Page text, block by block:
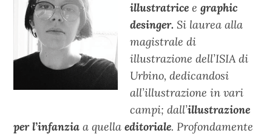
illustratrice egraphic
desinger. Si laurea alla
magistrale di
illustrazione dell’ISIA di
Urbino, dedicandosi
all’illustrazione in vari
campi; dall’illustrazione
per l’infanzia a quellaeditoriale. Profondamente